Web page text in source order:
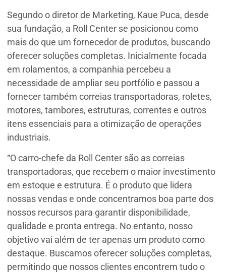
Segundo o diretor de Marketing, Kaue Puca, desde
sua fundação, a Roll Center se posicionou como
mais do que um fornecedor de produtos, buscando
oferecer soluções completas. Inicialmente focada
em rolamentos, a companhia percebeu a
necessidade de ampliar seu portfólio e passou a
fornecer também correias transportadoras, roletes,
motores, tambores, estruturas, correntes e outros
itens essenciais para a otimização de operações
industriais.
“O carro-chefe da Roll Center são as correias
transportadoras, que recebem o maior investimento
em estoque e estrutura. É o produto que lidera
nossas vendas e onde concentramos boa parte dos
nossos recursos para garantir disponibilidade,
qualidade e pronta entrega. No entanto, nosso
objetivo vai além de ter apenas um produto como
destaque. Buscamos oferecer soluções completas,
permitindo que nossos clientes encontrem tudo o